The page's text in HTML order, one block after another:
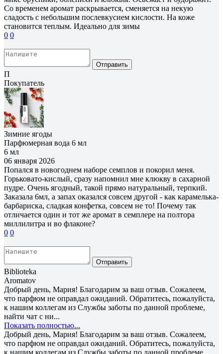
Со временем аромат раскрывается, сменяется на некую
сладость с небольшим послевкусием кислости. На коже
становится теплым. Идеально для зимы
0 0
Отправить
П
Покупатель
Зимние ягоды
Парфюмерная вода 6 мл
6 мл
06 января 2026
Попался в новогоднем наборе семплов и покорил меня.
Горьковато-кислый, сразу напомнил мне клюкву в сахарной
пудре. Очень ягодный, такой прямо натуральный, терпкий.
Заказала 6мл, а запах оказался совсем другой - как карамелька-
барбариска, сладкая конфетка, совсем не то! Почему так
отличается один и тот же аромат в семплере на полтора
миллилитра и во флаконе?
0 0
Отправить
Biblioteka
Aromatov
Добрый день, Мария! Благодарим за ваш отзыв. Сожалеем,
что парфюм не оправдал ожиданий. Обратитесь, пожалуйста,
к нашим коллегам из Службы заботы по данной проблеме,
найти чат с ни...
Показать полностью...
Добрый день, Мария! Благодарим за ваш отзыв. Сожалеем,
что парфюм не оправдал ожиданий. Обратитесь, пожалуйста,
к нашим коллегам из Службы заботы по данной проблеме,